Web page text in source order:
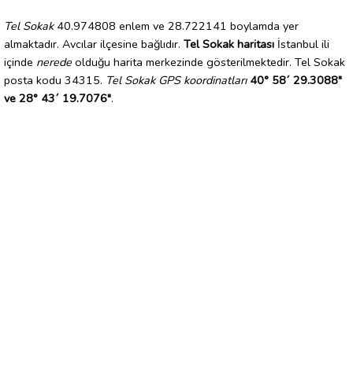
Tel Sokak40.974808 enlem ve 28.722141 boylamda yer
almaktadır. Avcılar ilçesine bağlıdır. Tel Sokak haritası İstanbul ili
içinde nerede olduğu harita merkezinde gösterilmektedir. Tel Sokak
posta kodu 34315. Tel Sokak GPS koordinatları 40° 58´ 29.3088"
ve 28° 43´ 19.7076".